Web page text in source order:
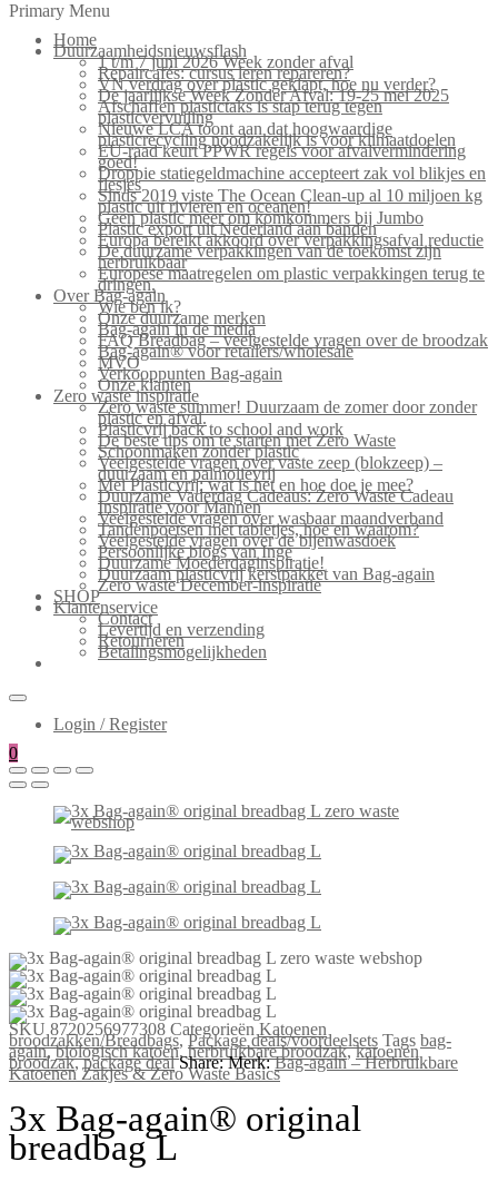
Primary Menu
Home
Duurzaamheidsnieuwsflash
1 t/m 7 juni 2026 Week zonder afval
Repaircafés: cursus leren repareren?
VN verdrag over plastic geklapt, hoe nu verder?
De jaarlijkse Week Zonder Afval: 19-25 mei 2025
Afschaffen plastictaks is stap terug tegen
plasticvervuiling
Nieuwe LCA toont aan dat hoogwaardige
plasticrecycling noodzakelijk is voor klimaatdoelen
EU-raad keurt PPWR regels voor afvalvermindering
goed!
Droppie statiegeldmachine accepteert zak vol blikjes en
flesjes
Sinds 2019 viste The Ocean Clean-up al 10 miljoen kg
plastic uit rivieren en oceanen!
Geen plastic meer om komkommers bij Jumbo
Plastic export uit Nederland aan banden
Europa bereikt akkoord over verpakkingsafval reductie
De duurzame verpakkingen van de toekomst zijn
herbruikbaar
Europese maatregelen om plastic verpakkingen terug te
dringen.
Over Bag-again
Wie ben ik?
Onze duurzame merken
Bag-again in de media
FAQ Breadbag – veelgestelde vragen over de broodzak
Bag-again® voor retailers/wholesale
MVO
Verkooppunten Bag-again
Onze klanten
Zero waste inspiratie
Zero waste summer! Duurzaam de zomer door zonder
plastic en afval.
Plasticvrij back to school and work
De beste tips om te starten met Zero Waste
Schoonmaken zonder plastic
Veelgestelde vragen over vaste zeep (blokzeep) –
duurzaam en palmolievrij
Mei Plasticvrij: wat is het en hoe doe je mee?
Duurzame Vaderdag Cadeaus: Zero Waste Cadeau
Inspiratie voor Mannen
Veelgestelde vragen over wasbaar maandverband
Tandenpoetsen met tabletjes, hoe en waarom?
Veelgestelde vragen over de bijenwasdoek
Persoonlijke blogs van Inge
Duurzame Moederdaginspiratie!
Duurzaam plasticvrij kerstpakket van Bag-again
Zero waste December-inspiratie
SHOP
Klantenservice
Contact
Levertijd en verzending
Retourneren
Betalingsmogelijkheden
Login / Register
0
SKU 8720256977308 Categorieën Katoenen
broodzakken/Breadbags,Package deals/voordeelsets Tags bag-
again,biologisch katoen, herbruikbare broodzak,katoenen
broodzak,package deal Share: Merk:Bag-again – Herbruikbare
Katoenen Zakjes & Zero Waste Basics
3x Bag-again® original
breadbag L